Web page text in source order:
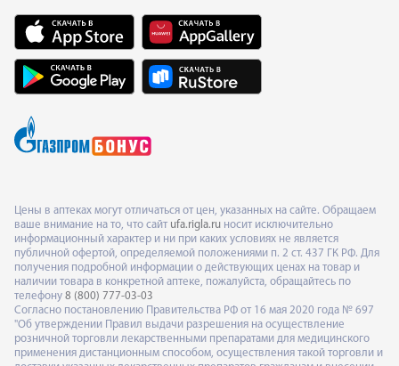
Цены в аптеках могут отличаться от цен, указанных на сайте. Обращаем
ваше внимание на то, что сайт ufa.rigla.ru носит исключительно
информационный характер и ни при каких условиях не является
публичной офертой, определяемой положениями п. 2 ст. 437 ГК РФ. Для
получения подробной информации о действующих ценах на товар и
наличии товара в конкретной аптеке, пожалуйста, обращайтесь по
телефону 8 (800) 777-03-03
Согласно постановлению Правительства РФ от 16 мая 2020 года № 697
"Об утверждении Правил выдачи разрешения на осуществление
розничной торговли лекарственными препаратами для медицинского
применения дистанционным способом, осуществления такой торговли и